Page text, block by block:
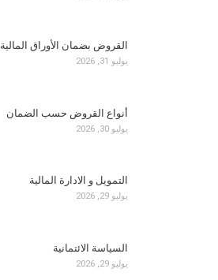
القروض بضمان الأوراق المالية
يوليو 31, 2026
أنواع القروض حسب الضمان
يوليو 30, 2026
التمويل و الادارة المالية
يوليو 29, 2026
السياسة الائتمانية
يوليو 29, 2026